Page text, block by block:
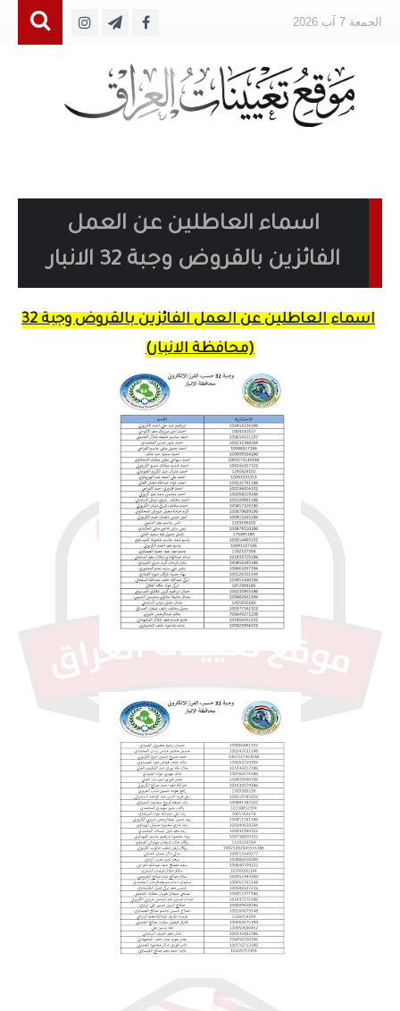
الجمعة 7 آب 2026
اسماء العاطلين عن العمل
الفائزين بالقروض وجبة 32 الانبار
اسماء العاطلين عن العمل الفائزين بالقروض وجبة 32
(محافظة الانبار)